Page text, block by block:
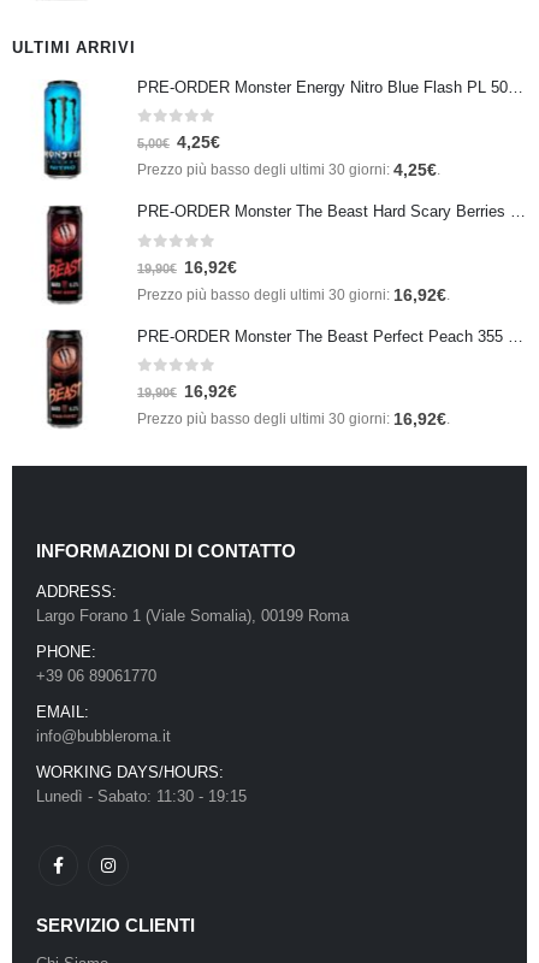
ULTIMI ARRIVI
Su 5
5,00€ 4,25€
Prezzo più basso degli ultimi 30 giorni: 4,25€.
PRE-ORDER Monster The Beast Hard Scary Berries 355 ml IN ARRIVO ENTRO IL 21 SETTEMBRE
Su 5
19,90€ 16,92€
Prezzo più basso degli ultimi 30 giorni: 16,92€.
Su 5
19,90€ 16,92€
Prezzo più basso degli ultimi 30 giorni: 16,92€.
INFORMAZIONI DI CONTATTO
ADDRESS:
Largo Forano 1 (Viale Somalia), 00199 Roma
PHONE:
+39 06 89061770
EMAIL:
info@bubbleroma.it
WORKING DAYS/HOURS:
Lunedì - Sabato: 11:30 - 19:15
SERVIZIO CLIENTI